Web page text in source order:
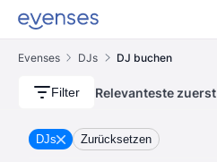
Evenses DJs DJ buchen
Filter Relevanteste zuerst
DJs Zurücksetzen